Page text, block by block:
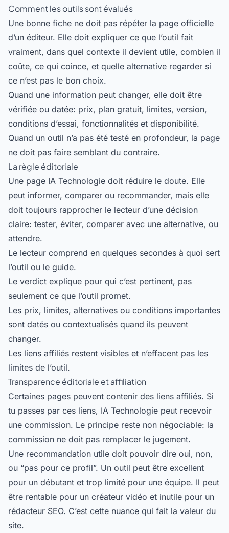
Comment les outils sont évalués
Une bonne fiche ne doit pas répéter la page officielle
d’un éditeur. Elle doit expliquer ce que l’outil fait
vraiment, dans quel contexte il devient utile, combien il
coûte, ce qui coince, et quelle alternative regarder si
ce n’est pas le bon choix.
Quand une information peut changer, elle doit être
vérifiée ou datée: prix, plan gratuit, limites, version,
conditions d’essai, fonctionnalités et disponibilité.
Quand un outil n’a pas été testé en profondeur, la page
ne doit pas faire semblant du contraire.
La règle éditoriale
Une page IA Technologie doit réduire le doute. Elle
peut informer, comparer ou recommander, mais elle
doit toujours rapprocher le lecteur d’une décision
claire: tester, éviter, comparer avec une alternative, ou
attendre.
Le lecteur comprend en quelques secondes à quoi sert
l’outil ou le guide.
Le verdict explique pour qui c’est pertinent, pas
seulement ce que l’outil promet.
Les prix, limites, alternatives ou conditions importantes
sont datés ou contextualisés quand ils peuvent
changer.
Les liens affiliés restent visibles et n’effacent pas les
limites de l’outil.
Transparence éditoriale et affiliation
Certaines pages peuvent contenir des liens affiliés. Si
tu passes par ces liens, IA Technologie peut recevoir
une commission. Le principe reste non négociable: la
commission ne doit pas remplacer le jugement.
Une recommandation utile doit pouvoir dire oui, non,
ou “pas pour ce profil”. Un outil peut être excellent
pour un débutant et trop limité pour une équipe. Il peut
être rentable pour un créateur vidéo et inutile pour un
rédacteur SEO. C’est cette nuance qui fait la valeur du
site.